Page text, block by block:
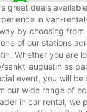
great deals
in van-
by choosing
of our stations
Whether you are
sankt-augustin as
event, you will be
our wide range of
in car rental, we